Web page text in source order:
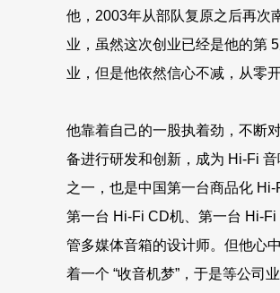
他，2003年从部队复原之后再次
业，虽然这次创业已经是他的第 5
业，但是他依然信心不减，从零
他靠着自己的一股执着劲，不断
备进行研发和创新，成为 Hi-Fi
之一，也是中国第一台商品化 Hi-
第一台 Hi-Fi CD机、第一台 Hi-Fi
管多媒体音箱的设计师。但他心
着一个 “收音机梦”，于是等公司